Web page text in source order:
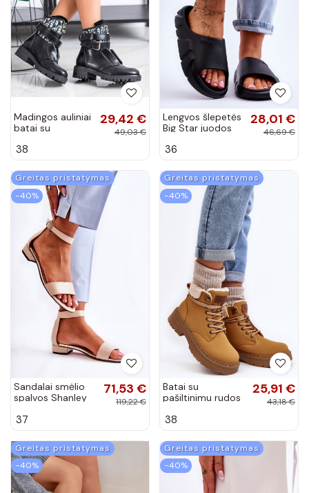
Madingos auliniai
batai su
BAT_NC1051B
29,42 €
49,03 €
38
Lengvos šlepetės
Big Star juodos
28,01 €
46,69 €
36
Greitas pristatymas
−40%
Sandalai smėlio
spalvos Shanley
71,53 €
119,22 €
37
Greitas pristatymas
−40%
Batai su
pašiltinimu rudos
25,91 €
43,18 €
38
Greitas pristatymas
−40%
Greitas pristatymas
−40%